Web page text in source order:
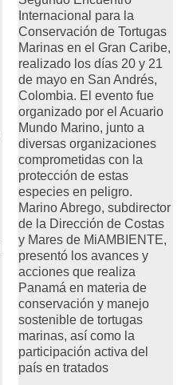
Internacional para la
Conservación de Tortugas
Marinas en el Gran Caribe,
realizado los días 20 y 21
de mayo en San Andrés,
Colombia. El evento fue
organizado por el Acuario
Mundo Marino, junto a
diversas organizaciones
comprometidas con la
protección de estas
especies en peligro.
Marino Abrego, subdirector
de la Dirección de Costas
y Mares de MiAMBIENTE,
presentó los avances y
acciones que realiza
Panamá en materia de
conservación y manejo
sostenible de tortugas
marinas, así como la
participación activa del
país en tratados